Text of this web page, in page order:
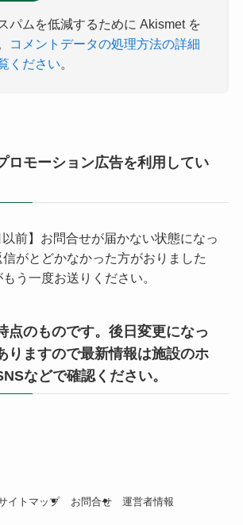
パムを低減するために Akismet を
コメントデータの処理方法の詳細
ください。
ロモーション広告を利用してい
以前】お問合せが届かない状態になっ
がとどかなかった方がおりました
う一度お送りください。
点のものです。後日変更になっ
りますので最新情報は施設のホ
などで確認ください。
イトマップ お問合せ 運営者情報